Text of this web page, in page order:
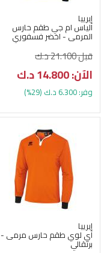
إيرييا
الياس ام جي طقم حارس
المرمى - اخضر فسفوري
قبل 21.100 د.ك
الآن: 14.800 د.ك
وفر: 6.300 د.ك (29%)
إيرييا
اي لوي طقم حارس مرمى -
برتقالي